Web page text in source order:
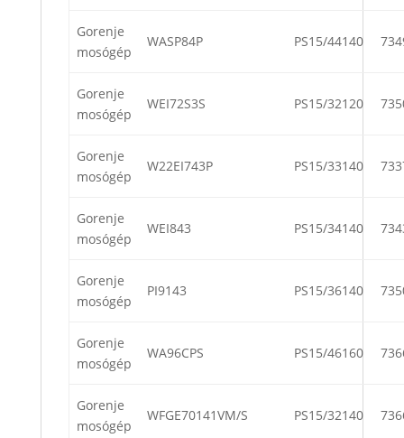
Gorenje
mosógép
WASP84P PS15/44140
Gorenje
mosógép
WEI72S3S PS15/32120
Gorenje
mosógép
W22EI743P PS15/33140
Gorenje
mosógép
WEI843 PS15/34140
Gorenje
mosógép
PI9143 PS15/36140
Gorenje
mosógép
WA96CPS PS15/46160
Gorenje
mosógép
WFGE70141VM/S PS15/32140